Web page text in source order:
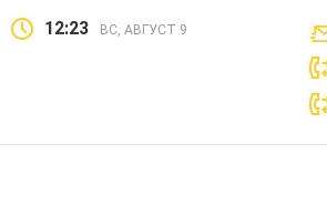
12:23 ВС, АВГУСТ 9